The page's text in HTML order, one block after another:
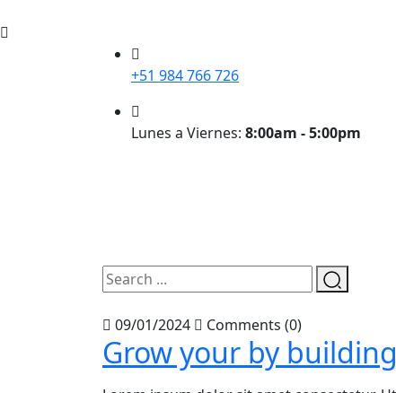
+51 984 766 726
Lunes a Viernes: 8:00am - 5:00pm
09/01/2024 Comments (0)
Grow your by